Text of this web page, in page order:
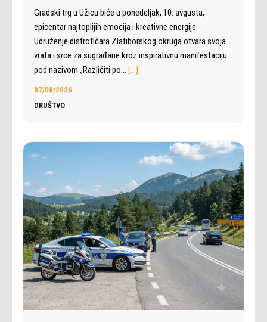
Gradski trg u Užicu biće u ponedeljak, 10. avgusta,
epicentar najtoplijih emocija i kreativne energije.
Udruženje distrofičara Zlatiborskog okruga otvara svoja
vrata i srce za sugrađane kroz inspirativnu manifestaciju
pod nazivom „Različiti po… […]
07/08/2026
DRUŠTVO